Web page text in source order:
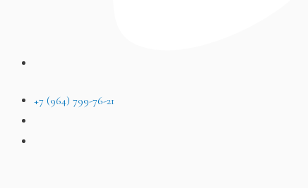
+7 (964) 799-76-21